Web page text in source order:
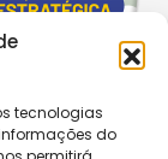
tecnologias
do
Digital